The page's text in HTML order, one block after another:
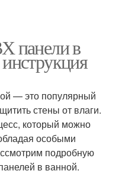
панели в
— это популярный
стены от влаги.
который можно
особыми
подробную
в ванной.